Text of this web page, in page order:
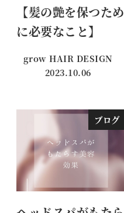
【髪の艶を保つため
に必要なこと】
grow HAIR DESIGN
投稿日
2023.10.06
ブログ